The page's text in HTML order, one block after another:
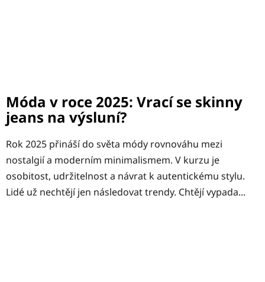
Móda v roce 2025: Vrací se skinny
jeans na výsluní?
Rok 2025 přináší do světa módy rovnováhu mezi
nostalgií a moderním minimalismem. V kurzu je
osobitost, udržitelnost a návrat k autentickému stylu.
Lidé už nechtějí jen následovat trendy. Chtějí vypada...